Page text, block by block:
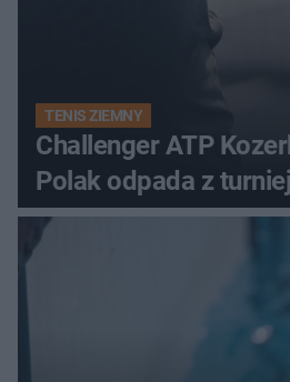
TENIS ZIEMNY
Challenger ATP
Polak odpada z